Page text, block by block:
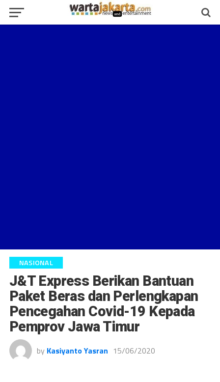
NASIONAL
J&T Express Berikan Bantuan
Paket Beras dan Perlengkapan
Pencegahan Covid-19 Kepada
Pemprov Jawa Timur
by Kasiyanto Yasran 15/06/2020